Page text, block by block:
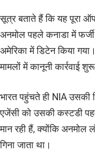
सूत्र बताते हैं कि यह पूरा
अनमोल पहले कनाडा में
अमेरिका में डिटेन किया
मामलों में कानूनी कार्रवाई शुरू
भारत पहुंचते ही NIA उसकी
एजेंसी को उसकी कस्टडी
मान रही हैं, क्योंकि अनमोल
गिना जाता था।